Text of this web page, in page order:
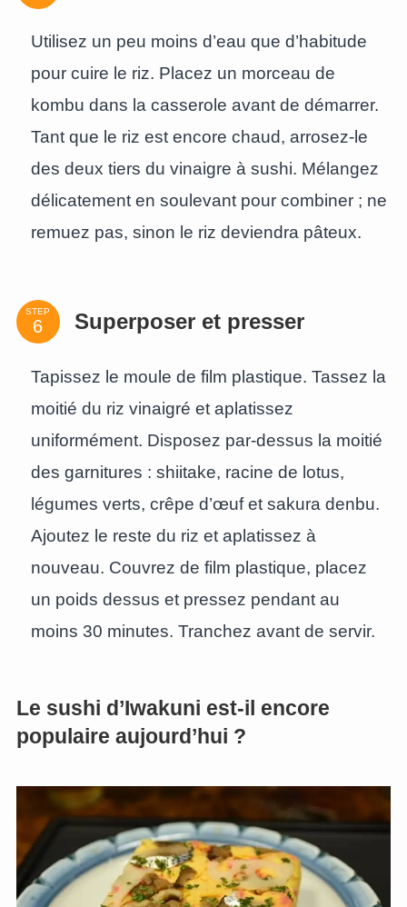
Utilisez un peu moins d’eau que d’habitude
pour cuire le riz. Placez un morceau de
kombu dans la casserole avant de démarrer.
Tant que le riz est encore chaud, arrosez-le
des deux tiers du vinaigre à sushi. Mélangez
délicatement en soulevant pour combiner ; ne
remuez pas, sinon le riz deviendra pâteux.
STEP Superposer et presser
Tapissez le moule de film plastique. Tassez la
moitié du riz vinaigré et aplatissez
uniformément. Disposez par-dessus la moitié
des garnitures : shiitake, racine de lotus,
légumes verts, crêpe d’œuf et sakura denbu.
Ajoutez le reste du riz et aplatissez à
nouveau. Couvrez de film plastique, placez
un poids dessus et pressez pendant au
moins 30 minutes. Tranchez avant de servir.
Le sushi d’Iwakuni est-il encore
populaire aujourd’hui ?